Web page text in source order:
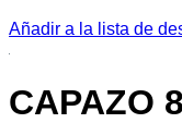
Añadir a la lista de
CAPAZO